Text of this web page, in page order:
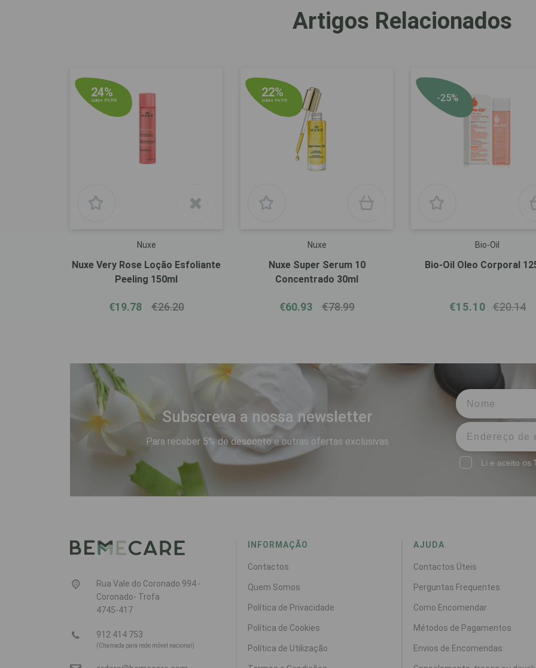
Artigos Relacionados
24%
sobre P.V.P.R
Nuxe
Nuxe Very Rose Loção Esfoliante
Peeling 150ml
€19.78 €26.20
22%
sobre P.V.P.R
Nuxe
Nuxe Super Serum 10
Concentrado 30ml
€60.93 €78.99
-25%
Bio-Oil
Bio-Oil Oleo Corporal
€15.10 €20.14
Subscreva a nossa newsletter
Para receber 5% de desconto e outras ofertas exclusivas
Li e aceito os
Rua Vale do Coronado 994 -
Coronado- Trofa
4745-417
912 414 753
(Chamada para rede móvel nacional)
INFORMAÇÃO
Contactos
Quem Somos
Política de Privacidade
Política de Cookies
Política de Utilização
AJUDA
Contactos Úteis
Perguntas Frequentes
Como Encomendar
Métodos de Pagamentos
Envios de Encomendas